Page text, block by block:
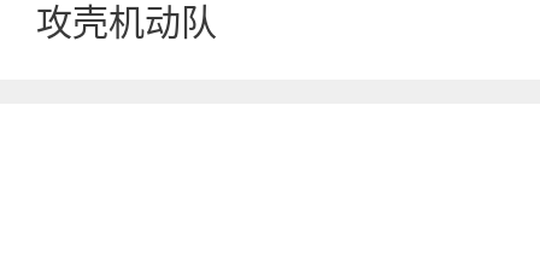
攻壳机动队